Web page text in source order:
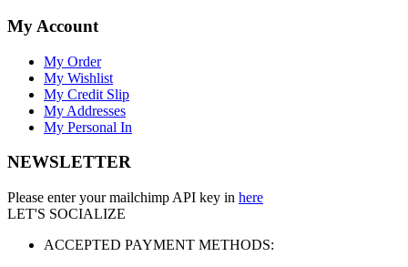
My Account
My Order
My Wishlist
My Credit Slip
My Addresses
My Personal In
NEWSLETTER
Please enter your mailchimp API key in here
LET'S SOCIALIZE
ACCEPTED PAYMENT METHODS: